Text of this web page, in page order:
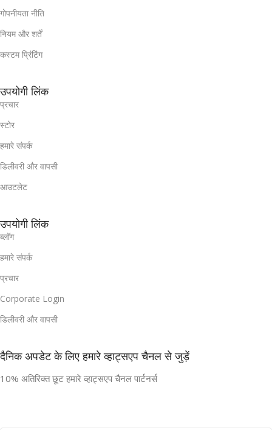
गोपनीयता नीति
नियम और शर्तें
कस्टम प्रिंटिंग
उपयोगी लिंक
प्रचार
स्टोर
हमारे संपर्क
डिलीवरी और वापसी
आउटलेट
उपयोगी लिंक
ब्लॉग
हमारे संपर्क
प्रचार
Corporate Login
डिलीवरी और वापसी
दैनिक अपडेट के लिए हमारे व्हाट्सएप चैनल से जुड़ें
10% अतिरिक्त छूट हमारे व्हाट्सएप चैनल पार्टनर्स